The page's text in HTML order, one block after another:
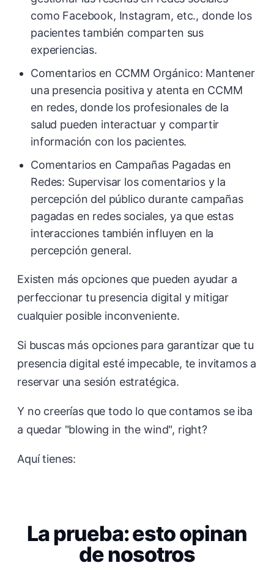
como Facebook, Instagram, etc., donde los
pacientes también comparten sus
experiencias.
Comentarios en CCMM Orgánico: Mantener
una presencia positiva y atenta en CCMM
en redes, donde los profesionales de la
salud pueden interactuar y compartir
información con los pacientes.
Comentarios en Campañas Pagadas en
Redes: Supervisar los comentarios y la
percepción del público durante campañas
pagadas en redes sociales, ya que estas
interacciones también influyen en la
percepción general.
Existen más opciones que pueden ayudar a
perfeccionar tu presencia digital y mitigar
cualquier posible inconveniente.
Si buscas más opciones para garantizar que tu
presencia digital esté impecable, te invitamos a
reservar una sesión estratégica.
Y no creerías que todo lo que contamos se iba
a quedar "blowing in the wind", right?
Aquí tienes:
La prueba: esto opinan
de nosotros